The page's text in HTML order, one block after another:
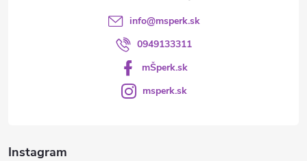
Instagram
info@msperk.sk
0949133311
mŠperk.sk
msperk.sk